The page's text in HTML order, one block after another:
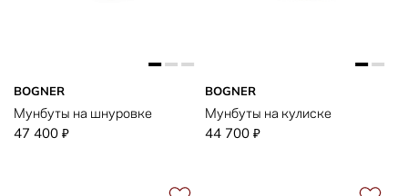
BOGNER
Мунбуты на шнуровке
47 400 ₽
BOGNER
Мунбуты на кулиске
44 700 ₽